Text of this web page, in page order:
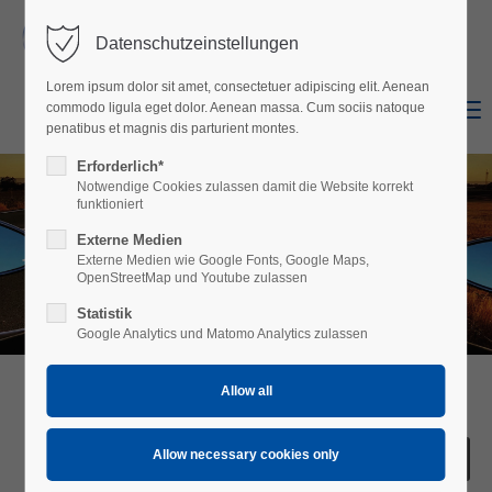
Login
Username
Password
Login
Register|Lost your password?
Support
Lorem ipsum dolor sit amet:
Menu
Shop Facebook
Jet Helmets
Datenschutzeinstellungen
Lorem ipsum dolor sit amet, consectetuer adipiscing elit. Aenean
commodo ligula eget dolor. Aenean massa. Cum sociis natoque
penatibus et magnis dis parturient montes.
Erforderlich*
Notwendige Cookies zulassen damit die Website korrekt
funktioniert
Externe Medien
Externe Medien wie Google Fonts, Google Maps,
OpenStreetMap und Youtube zulassen
Statistik
Google Analytics und Matomo Analytics zulassen